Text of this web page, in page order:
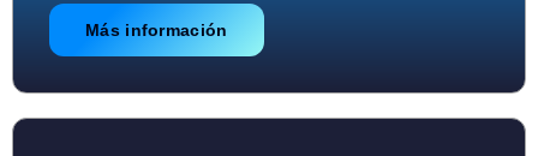
Más información